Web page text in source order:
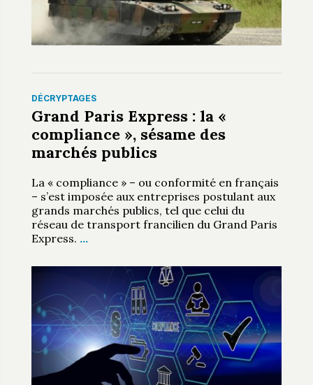
DÉCRYPTAGES
Grand Paris Express : la «
compliance », sésame des
marchés publics
La « compliance » – ou conformité en français
– s’est imposée aux entreprises postulant aux
grands marchés publics, tel que celui du
réseau de transport francilien du Grand Paris
Express. …